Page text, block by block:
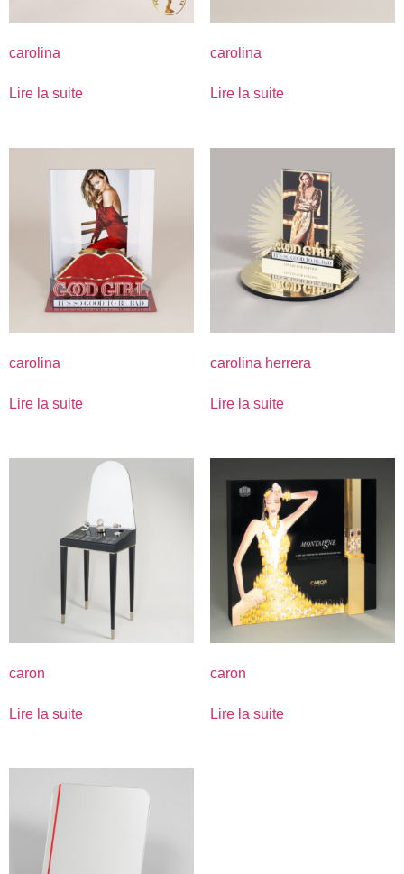
carolina
Lire la suite
carolina
Lire la suite
carolina
Lire la suite
carolina herrera
Lire la suite
caron
Lire la suite
caron
Lire la suite